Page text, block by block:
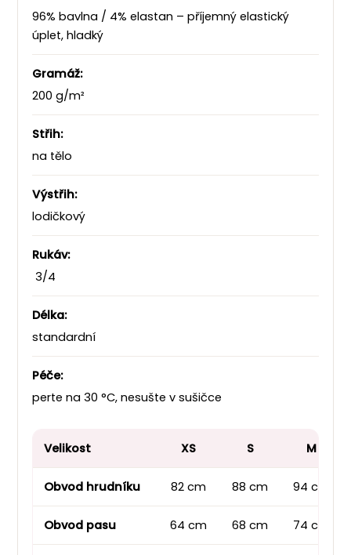
96% bavlna / 4% elastan – příjemný elastický
úplet, hladký
Gramáž:
200 g/m²
Střih:
na tělo
Výstřih:
lodičkový
Rukáv:
3/4
Délka:
standardní
Péče:
perte na 30 °C, nesušte v sušičce
Velikost XS S M
Obvod hrudníku 82 cm 88 cm 94 cm
Obvod pasu 64 cm 68 cm 74 cm